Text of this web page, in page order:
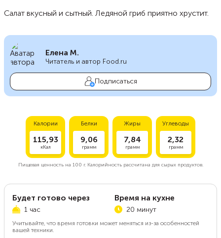
Салат вкусный и сытный. Ледяной гриб приятно хрустит.
Елена М.
Читатель и автор Food.ru
Подписаться
Калории
115,93
кКал
Белки
9,06
грамм
Жиры
7,84
грамм
Углеводы
2,32
грамм
Пищевая ценность на 100 г.Калорийность рассчитана для сырых продуктов.
Будет готово через
1 час
Время на кухне
20 минут
Учитывайте, что время готовки может меняться из-за особенностей
вашей техники.